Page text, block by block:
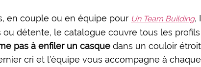
en couple ou en équipe pour Un Team Building,
ou détente, le catalogue couvre tous les
pas à enfiler un casque dans un couloir
cri et l’équipe vous accompagne à chaque